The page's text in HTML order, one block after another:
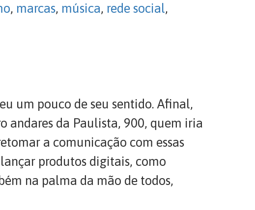
, marcas, música, rede social,
um pouco de seu sentido. Afinal,
andares da Paulista, 900, quem iria
a comunicação com essas
produtos digitais, como
na palma da mão de todos,